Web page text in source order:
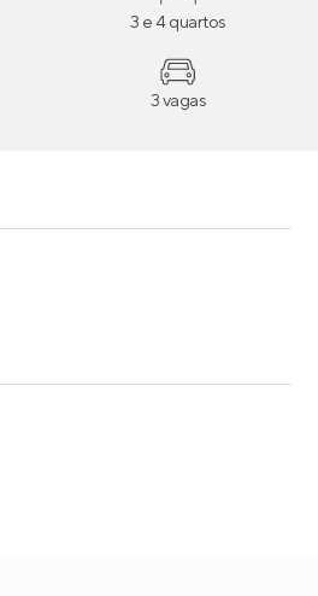
3 e 4 quartos
3 vagas